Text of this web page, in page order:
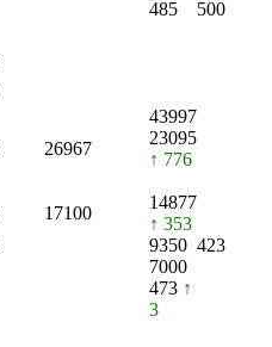
485 500
43997
26967
23095
↑ 776
17100
14877
↑ 353
9350 423
7000
473 ↑
3